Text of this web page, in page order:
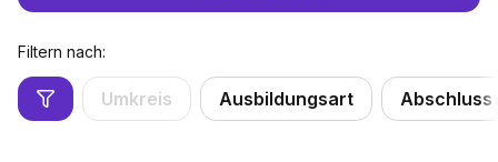
Filtern nach:
Umkreis Ausbildungsart Abschluss